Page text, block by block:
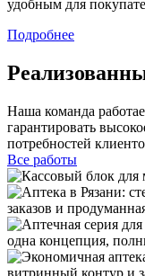
удобным для
Подробнее
Наша команда
гарантировать
потребностей
Все работы